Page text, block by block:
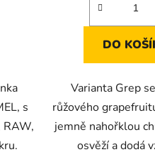
s
RAW,
DO
Varianta Grep
růžového
jemně nahořklou
osvěží a dodá